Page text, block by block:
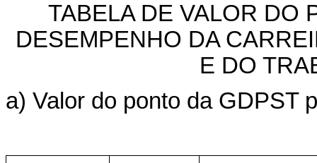
TABELA DE VALOR DO
DESEMPENHO DA
E DO
a) Valor do ponto da GDPST